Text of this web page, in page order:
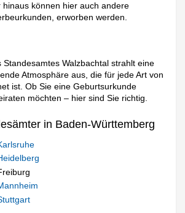
können hier auch andere
erworben werden.
Standesamtes Walzbachtal strahlt eine
Atmosphäre aus, die für jede Art von
ist. Ob Sie eine Geburtsurkunde
möchten – hier sind Sie richtig.
in Baden-Württemberg